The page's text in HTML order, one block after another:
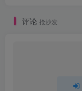
评论 抢沙发